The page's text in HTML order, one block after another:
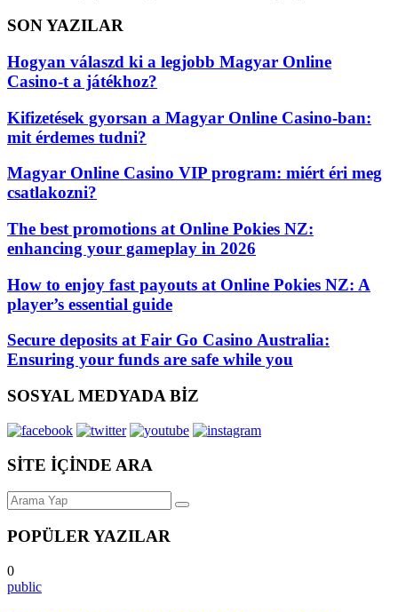
SON YAZILAR
Hogyan válaszd ki a legjobb Magyar Online
Casino-t a játékhoz?
Kifizetések gyorsan a Magyar Online Casino-ban:
mit érdemes tudni?
Magyar Online Casino VIP program: miért éri meg
csatlakozni?
The best promotions at Online Pokies NZ:
enhancing your gameplay in 2026
How to enjoy fast payouts at Online Pokies NZ: A
player’s essential guide
Secure deposits at Fair Go Casino Australia:
Ensuring your funds are safe while you
SOSYAL MEDYADA BİZ
SİTE İÇİNDE ARA
POPÜLER YAZILAR
0
public